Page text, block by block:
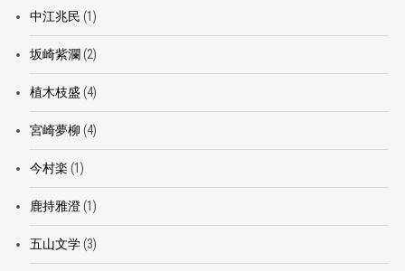
中江兆民 (1)
坂崎紫瀾(2)
植木枝盛 (4)
宮崎夢柳 (4)
今村楽 (1)
鹿持雅澄(1)
五山文学(3)